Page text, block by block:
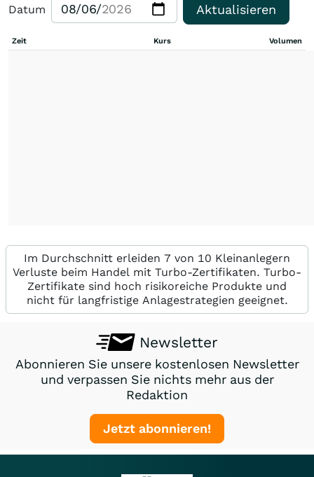
Datum Aktualisieren
Zeit Kurs Volumen
Im Durchschnitt erleiden 7 von 10 Kleinanlegern
Verluste beim Handel mit Turbo-Zertifikaten. Turbo-
Zertifikate sind hoch risikoreiche Produkte und
nicht für langfristige Anlagestrategien geeignet.
Newsletter
Abonnieren Sie unsere kostenlosen Newsletter
und verpassen Sie nichts mehr aus der
Redaktion
Jetzt abonnieren!